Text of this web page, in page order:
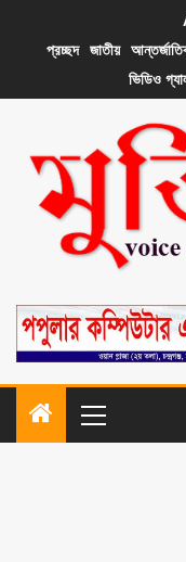
প্রচ্ছদ
জাতীয়
ভিডিও